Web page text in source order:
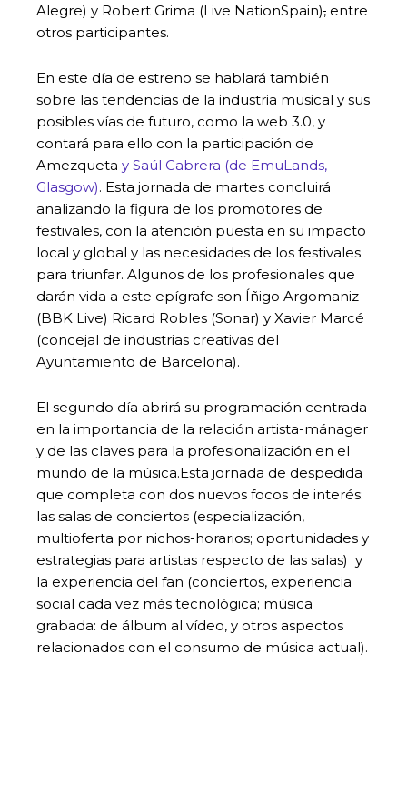
Alegre) y Robert Grima (Live NationSpain), entre
otros participantes.
En este día de estreno se hablará también
sobre las tendencias de la industria musical y sus
posibles vías de futuro, como la web 3.0, y
contará para ello con la participación de
Amezqueta y Saúl Cabrera (de EmuLands,
Glasgow). Esta jornada de martes concluirá
analizando la figura de los promotores de
festivales, con la atención puesta en su impacto
local y global y las necesidades de los festivales
para triunfar. Algunos de los profesionales que
darán vida a este epígrafe son Íñigo Argomaniz
(BBK Live) Ricard Robles (Sonar) y Xavier Marcé
(concejal de industrias creativas del
Ayuntamiento de Barcelona).
El segundo día abrirá su programación centrada
en la importancia de la relación artista-mánager
y de las claves para la profesionalización en el
mundo de la música.Esta jornada de despedida
que completa con dos nuevos focos de interés:
las salas de conciertos (especialización,
multioferta por nichos-horarios; oportunidades y
estrategias para artistas respecto de las salas) y
la experiencia del fan (conciertos, experiencia
social cada vez más tecnológica; música
grabada: de álbum al vídeo, y otros aspectos
relacionados con el consumo de música actual).